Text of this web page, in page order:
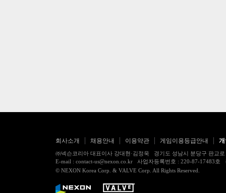
회사소개 채용안내 이용약관 게임이용등급안내
㈜넥슨코리아 대표이사 강대현·김정욱 경기도 성남시 분당구 판교
E-mail : contact-us@nexon.co.kr 사업자등록번호 : 220-87-17483
© NEXON Korea Corp. & VALVE Corp. All Rights Reserved.